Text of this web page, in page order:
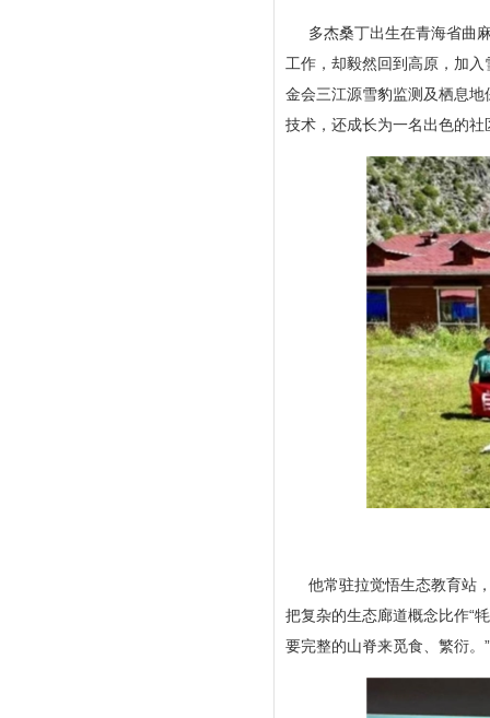
多杰桑丁出生在青海省曲
工作，却毅然回到高原，加
金会三江源雪豹监测及栖息
技术，还成长为一名出色的社
他常驻拉觉悟生态教育站
把复杂的生态廊道概念比作“
要完整的山脊来觅食、繁衍